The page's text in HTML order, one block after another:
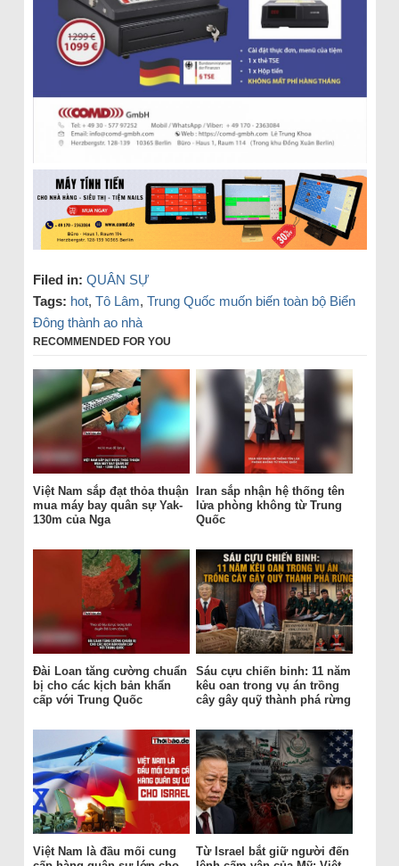
Filed in: QUÂN SỰ
Tags: hot, Tô Lâm, Trung Quốc muốn biến toàn bộ Biển
Đông thành ao nhà
RECOMMENDED FOR YOU
Việt Nam sắp đạt thỏa thuận
mua máy bay quân sự Yak-
130m của Nga
Iran sắp nhận hệ thống tên
lửa phòng không từ Trung
Quốc
Đài Loan tăng cường chuẩn
bị cho các kịch bản khẩn
cấp với Trung Quốc
Sáu cựu chiến binh: 11 năm
kêu oan trong vụ án trồng
cây gây quỹ thành phá rừng
Việt Nam là đầu mối cung
Từ Israel bắt giữ người đến